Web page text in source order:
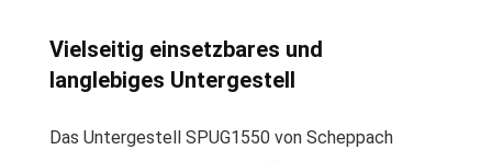
Vielseitig einsetzbares und
langlebiges Untergestell
Das Untergestell SPUG1550 von Scheppach